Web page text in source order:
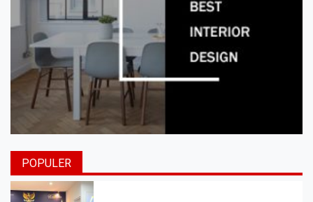
POPULER